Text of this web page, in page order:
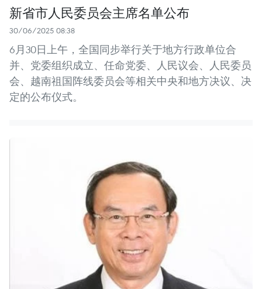
新省市人民委员会主席名单公布
30/06/2025 08:38
6月30日上午，全国同步举行关于地方行政单位合
并、党委组织成立、任命党委、人民议会、人民委员
会、越南祖国阵线委员会等相关中央和地方决议、决
定的公布仪式。